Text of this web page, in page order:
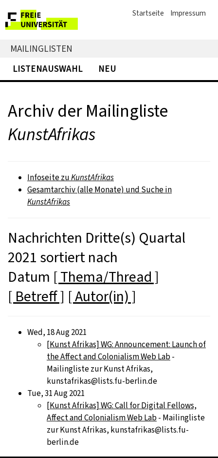
Startseite Impressum
MAILINGLISTEN
LISTENAUSWAHL
NEU
Archiv der Mailingliste
KunstAfrikas
Infoseite zuKunstAfrikas
Gesamtarchiv (alle Monate) und Suche in
KunstAfrikas
Nachrichten Dritte(s) Quartal
2021 sortiert nach
Datum [ Thema/Thread ]
[ Betreff ] [ Autor(in) ]
Wed, 18 Aug 2021
[Kunst Afrikas] WG: Announcement: Launch of
the Affect and Colonialism Web Lab-
Mailingliste zur Kunst Afrikas,
kunstafrikas@lists.fu-berlin.de
Tue, 31 Aug 2021
[Kunst Afrikas] WG: Call for Digital Fellows,
Affect and Colonialism Web Lab- Mailingliste
zur Kunst Afrikas, kunstafrikas@lists.fu-
berlin.de